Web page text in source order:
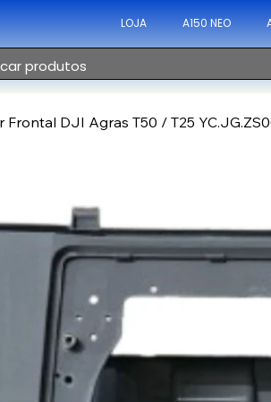
LOJA A150 NEO
Frontal DJI Agras T50 / T25